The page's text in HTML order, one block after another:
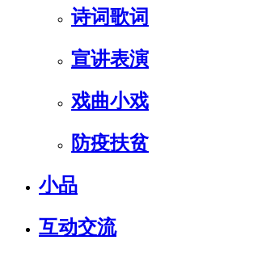
诗词歌词
宣讲表演
戏曲小戏
防疫扶贫
小品
互动交流